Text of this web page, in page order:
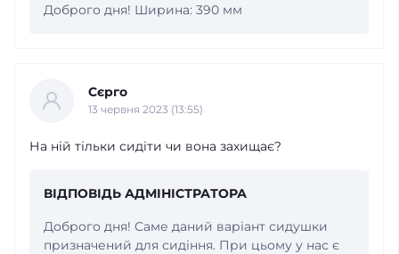
Доброго дня! Ширина: 390 мм
Сєрго
13 червня 2023 (13:55)
На ній тільки сидіти чи вона захищає?
ВІДПОВІДЬ АДМІНІСТРАТОРА
Доброго дня! Саме даний варіант сидушки
призначений для сидіння. При цьому у нас є